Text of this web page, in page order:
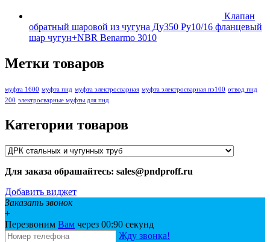
Клапан
обратный шаровой из чугуна Ду350 Ру10/16 фланцевый
шар чугун+NBR Benarmo 3010
Метки товаров
муфта 1600 муфта пнд муфта электросварная муфта электросварная пэ100 отвод пнд
200 электросварные муфты для пнд
Категории товаров
Для заказа обрашайтесь: sales@pndproff.ru
Добавить виджет
Заказать звонок
+
Перезвоним Вам через 00:90 секунд
Жду звонка!